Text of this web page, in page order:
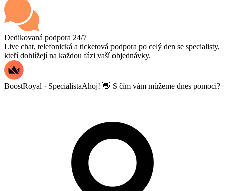
Dedikovaná podpora 24/7
Live chat, telefonická a ticketová podpora po celý den se specialisty,
kteří dohlížejí na každou fázi vaší objednávky.
BoostRoyal · SpecialistaAhoj! 👋 S čím vám můžeme dnes pomoci?